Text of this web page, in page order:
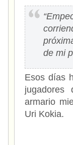
de mi
Esos días
jugadores
armario
Uri Kokia.